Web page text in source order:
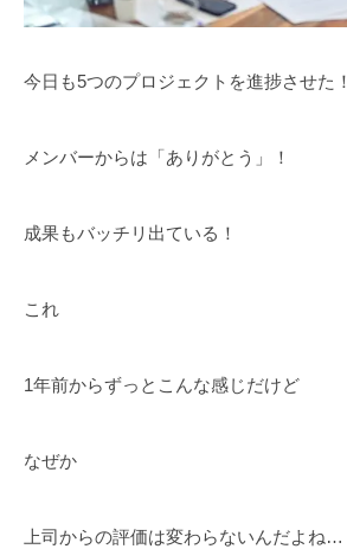
今日も5つのプロジェクトを進捗させた！
メンバーからは「ありがとう」！
成果もバッチリ出ている！
これ
1年前からずっとこんな感じだけど
なぜか
上司からの評価は変わらないんだよね…